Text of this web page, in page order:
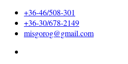
+36-46/508-301
+36-30/678-2149
misgorog@gmail.com